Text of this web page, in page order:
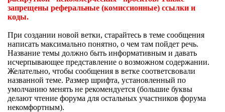
запрещены реферальные (комиссионные) ссылки и
коды.
При создании новой ветки, старайтесь в теме сообщения
написать максимально понятно, о чем там пойдет речь.
Название темы должно быть информативным и давать
исчерпывающее представление о возможном содержании.
Желательно, чтобы сообщения в ветке соответсвовали
названной теме. Размер шрифта, установленный по
умолчанию менять не рекомендуется (большие буквы
делают чтение форума для остальных участников форума
некомфортным).